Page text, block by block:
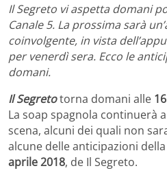
Il Segreto vi aspetta domani
Canale 5. La prossima sarà
coinvolgente, in vista
per venerdì sera. Ecco le
domani.
Il Segretotorna domani alle
La soap spagnola continuerà
scena, alcuni dei quali non
alcune delle anticipazioni
aprile2018, de Il Segreto.